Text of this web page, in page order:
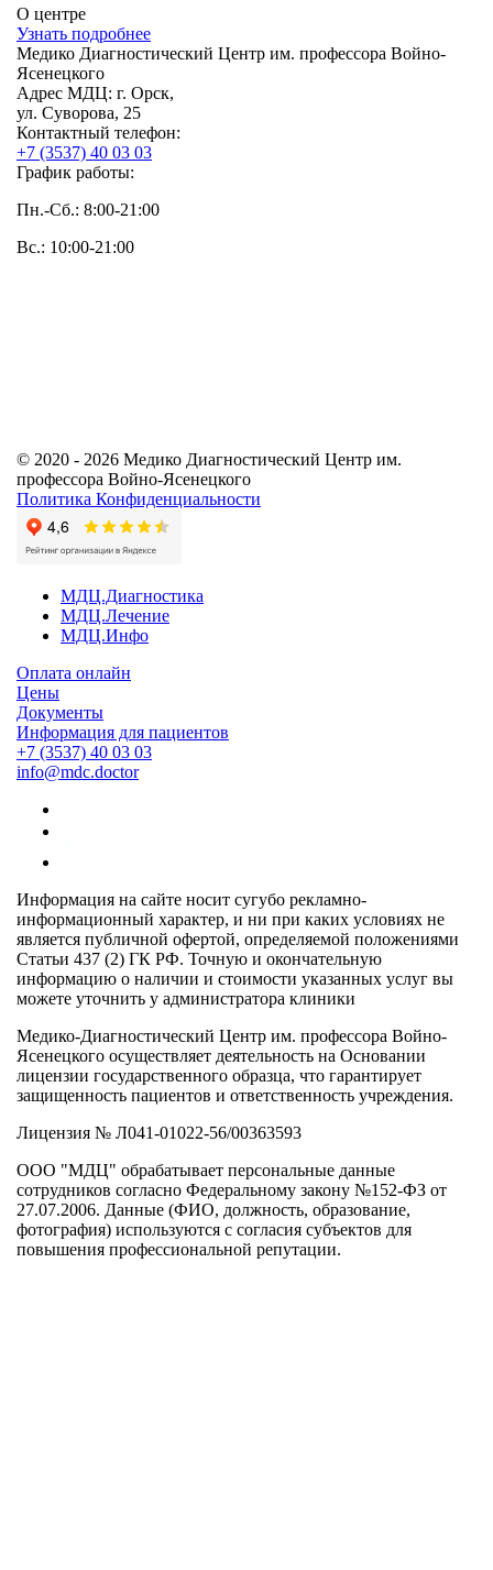
О центре
Узнать подробнее
Медико Диагностический Центр им. профессора Войно-
Ясенецкого
Адрес МДЦ: г. Орск,
ул. Суворова, 25
Контактный телефон:
+7 (3537) 40 03 03
График работы:
Пн.-Сб.: 8:00-21:00
Вс.: 10:00-21:00
© 2020 - 2026 Медико Диагностический Центр им.
профессора Войно-Ясенецкого
Политика Конфиденциальности
МДЦ.Диагностика
МДЦ.Лечение
МДЦ.Инфо
Оплата онлайн
Цены
Документы
Информация для пациентов
+7 (3537) 40 03 03
info@mdc.doctor
Информация на сайте носит сугубо рекламно-
информационный характер, и ни при каких условиях не
является публичной офертой, определяемой положениями
Статьи 437 (2) ГК РФ. Точную и окончательную
информацию о наличии и стоимости указанных услуг вы
можете уточнить у администратора клиники
Медико-Диагностический Центр им. профессора Войно-
Ясенецкого осуществляет деятельность на Основании
лицензии государственного образца, что гарантирует
защищенность пациентов и ответственность учреждения.
Лицензия № Л041-01022-56/00363593
ООО "МДЦ" обрабатывает персональные данные
сотрудников согласно Федеральному закону №152-ФЗ от
27.07.2006. Данные (ФИО, должность, образование,
фотография) используются с согласия субъектов для
повышения профессиональной репутации.